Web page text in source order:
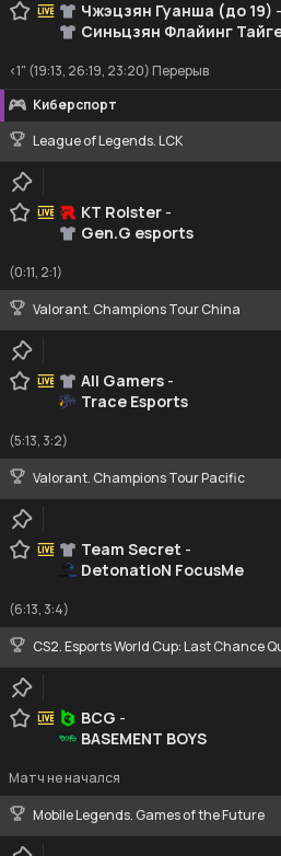
Чжэцзян Гуанша (до 19) -
Синьцзян Флайинг
<1" (19:13, 26:19, 23:20) Перерыв
Киберспорт
League of Legends. LCK
KT Rolster -
Gen.G esports
(0:11, 2:1)
Valorant. Champions Tour China
All Gamers -
Trace Esports
(5:13, 3:2)
Valorant. Champions Tour Pacific
Team Secret -
DetonatioN FocusMe
(6:13, 3:4)
CS2. Esports World Cup: Last Chance
BCG -
BASEMENT BOYS
Матч не начался
Mobile Legends. Games of the Future